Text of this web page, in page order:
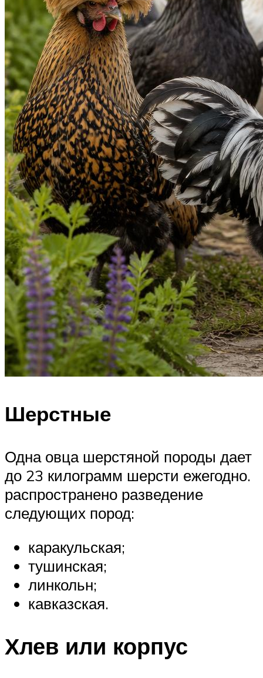
Шерстные
Одна овца шерстяной породы дает
до 23 килограмм шерсти ежегодно.
распространено разведение
следующих пород:
каракульская;
тушинская;
линкольн;
кавказская.
Хлев или корпус